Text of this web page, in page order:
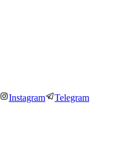
Instagram Telegram